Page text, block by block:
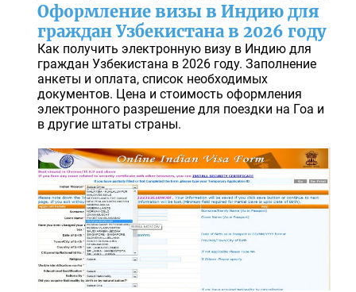
Оформление визы в Индию для
граждан Узбекистана в 2026 году
Как получить электронную визу в Индию для
граждан Узбекистана в 2026 году. Заполнение
анкеты и оплата, список необходимых
документов. Цена и стоимость оформления
электронного разрешение для поездки на Гоа и
в другие штаты страны.